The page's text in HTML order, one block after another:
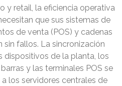
y retail, la eficiencia operativa
que sus sistemas de
de venta (POS) y cadenas
sin fallos. La sincronización
dispositivos de la planta, los
y las terminales POS se
los servidores centrales de